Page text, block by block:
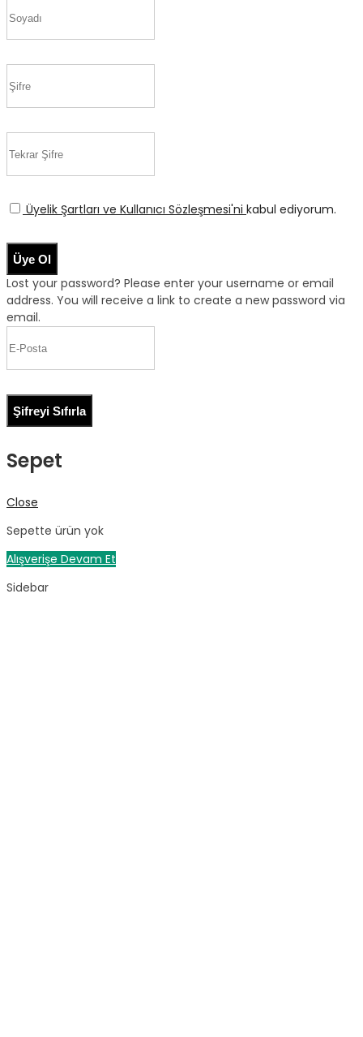
Üyelik Şartları ve Kullanıcı Sözleşmesi'ni kabul ediyorum.
Üye Ol
Lost your password? Please enter your username or email
address. You will receive a link to create a new password via
email.
Şifreyi Sıfırla
Sepet
Close
Sepette ürün yok
Alışverişe Devam Et
Sidebar